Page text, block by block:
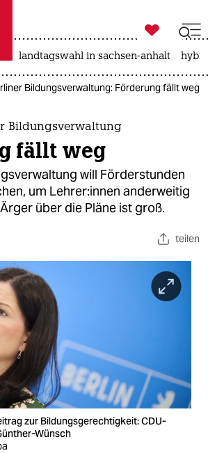
taz zahl ich
taz zahl ich

taz zahl ich
landtagswahl in sachsen-anhalt
Bildungsverwaltung: Förderung fällt weg
Bildungsverwaltung
fällt weg
will Förderstunden
um Leh­re­r:in­nen anderweitig
über die Pläne ist groß.
teilen
zur Bildungsgerechtigkeit: CDU-
Wünsch